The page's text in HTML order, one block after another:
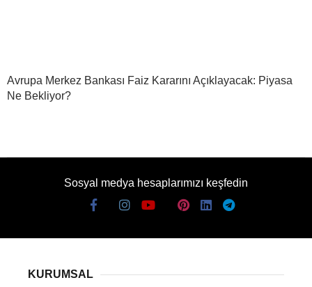
Avrupa Merkez Bankası Faiz Kararını Açıklayacak: Piyasa
Ne Bekliyor?
Sosyal medya hesaplarımızı keşfedin
KURUMSAL